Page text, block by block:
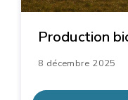
Production
8 décembre 2025